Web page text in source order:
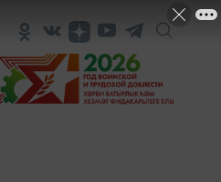
Новости Госавтоинспекции